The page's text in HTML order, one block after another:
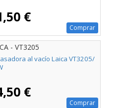
€
Comprar
- VT3205
al vacío Laica VT3205/
€
Comprar